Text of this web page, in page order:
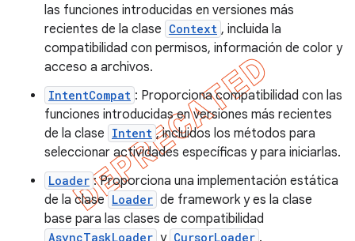
las funciones introducidas en versiones más
recientes de la clase Context , incluida la
compatibilidad con permisos, información de color y
acceso a archivos.
IntentCompat : Proporciona compatibilidad con las
funciones introducidas en versiones más recientes
de la clase Intent , incluidos los métodos para
seleccionar actividades específicas y para iniciarlas.
Loader : Proporciona una implementación estática
de la clase Loader de framework y es la clase
base para las clases de compatibilidad
AsyncTaskLoader y CursorLoader .